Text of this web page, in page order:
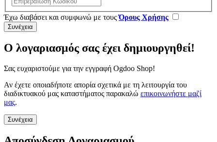
Έχω διαβάσει και συμφωνώ με τουςΌρους Χρήσης
Ο λογαριασμός σας έχει δημιουργηθεί!
Σας ευχαριστούμε για την εγγραφή Ogdoo Shop!
Αν έχετε οποιαδήποτε απορία σχετικά με τη λειτουργία του
διαδικτυακού μας καταστήματος παρακαλώ επικοινωνήστε μαζί
μας.
Συνέχεια